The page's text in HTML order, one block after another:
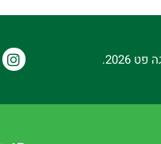
2026.